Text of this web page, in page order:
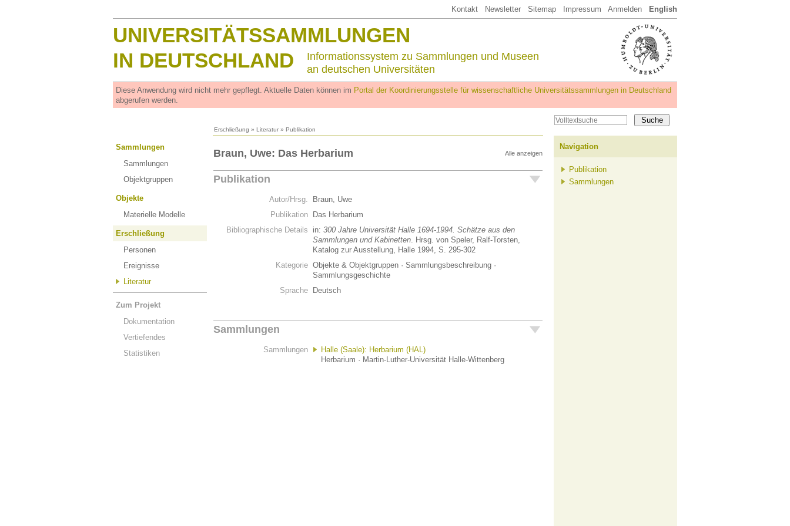
Kontakt Newsletter Sitemap Impressum Anmelden English
UNIVERSITÄTSSAMMLUNGEN
IN DEUTSCHLAND
Informationssystem zu Sammlungen und Museen
an deutschen Universitäten
Diese Anwendung wird nicht mehr gepflegt. Aktuelle Daten können im Portal der Koordinierungsstelle für wissenschaftliche Universitätssammlungen in Deutschland
abgerufen werden.
Erschließung » Literatur » Publikation
Sammlungen
Sammlungen
Objektgruppen
Objekte
Materielle Modelle
Erschließung
Personen
Ereignisse
Literatur
Zum Projekt
Dokumentation
Vertiefendes
Statistiken
Alle anzeigen
Braun, Uwe: Das Herbarium
Publikation
Autor/Hrsg.
Braun, Uwe
Publikation
Das Herbarium
Bibliographische Details
in: 300 Jahre Universität Halle 1694-1994. Schätze aus den
Sammlungen und Kabinetten. Hrsg. von Speler, Ralf-Torsten,
Katalog zur Ausstellung, Halle 1994, S. 295-302
Kategorie Objekte & Objektgruppen · Sammlungsbeschreibung ·
Sammlungsgeschichte
Sprache
Deutsch
Sammlungen
Sammlungen
Halle (Saale): Herbarium (HAL)
Herbarium · Martin-Luther-Universität Halle-Wittenberg
Navigation
Publikation
Sammlungen